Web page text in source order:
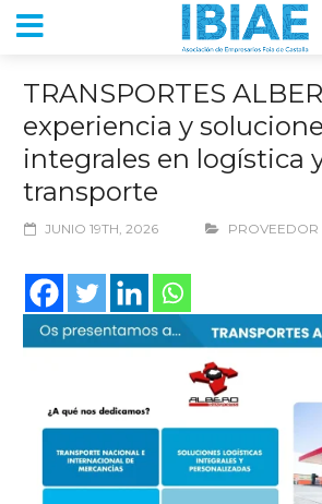
TRANSPORTES
experiencia y
integrales en logística
transporte
JUNIO 19TH, 2026